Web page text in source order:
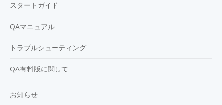
スタートガイド
QAマニュアル
トラブルシューティング
QA有料版に関して
お知らせ